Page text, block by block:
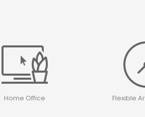
Home Office Flexible